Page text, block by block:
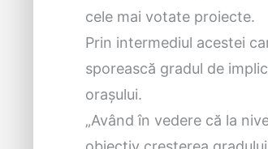
cele mai votate proiecte.
Prin intermediul acestei
sporească gradul de
oraşului.
„Având în vedere că la